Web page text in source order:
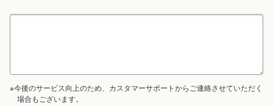
※今後のサービス向上のため、カスタマーサポートからご連絡させていただく
場合もございます。